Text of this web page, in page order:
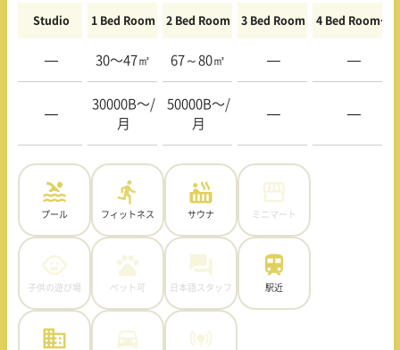
Studio 1 Bed Room 2 Bed Room 3 Bed Room 4 Bed Room〜
— 30〜47㎡ 67～80㎡ — —
—
30000B〜/
月
50000B〜/
月
— —
プール フィットネス サウナ ミニマート
子供の遊び場 ペット可 日本語スタッフ 駅近